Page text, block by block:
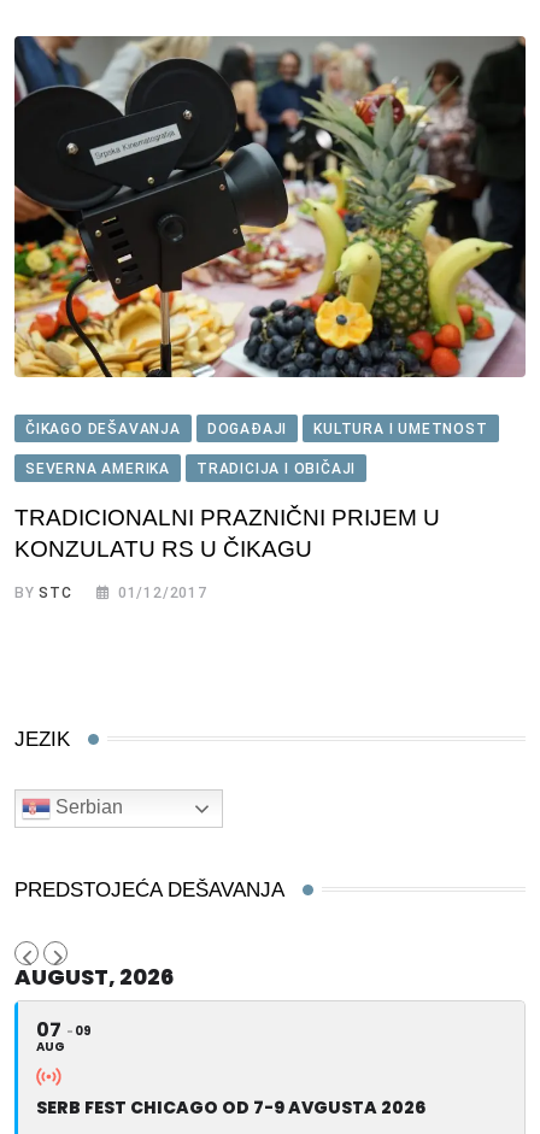
ČIKAGO DEŠAVANJA DOGAĐAJI KULTURA I UMETNOST
SEVERNA AMERIKA TRADICIJA I OBIČAJI
TRADICIONALNI PRAZNIČNI PRIJEM U
KONZULATU RS U ČIKAGU
BYSTC 01/12/2017
JEZIK
Serbian
PREDSTOJEĆA DEŠAVANJA
AUGUST, 2026
07
AUG
09
SERB FEST CHICAGO OD 7-9 AVGUSTA 2026